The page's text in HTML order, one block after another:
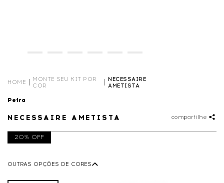
HOME
MONTE SEU KIT POR
COR
NECESSAIRE
AMETISTA
Petra
NECESSAIRE AMETISTA compartilhe
20% OFF
OUTRAS OPÇÕES DE CORES